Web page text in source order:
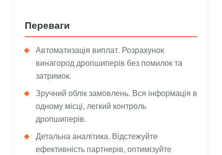
Переваги
Автоматизація виплат. Розрахунок
винагород дропшиперів без помилок та
затримок.
Зручний облік замовлень. Вся інформація в
одному місці, легкий контроль
дропшиперів.
Детальна аналітика. Відстежуйте
ефективність партнерів, оптимізуйте